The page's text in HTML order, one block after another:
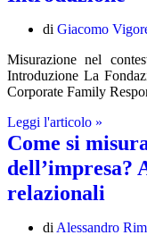
di Giacomo
Misurazione nel
Introduzione La
Corporate Family
Leggi l'articolo »
Come si
dell’impresa?
relazionali
di Alessandro